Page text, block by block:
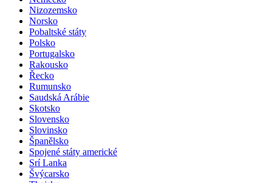
Nizozemsko
Norsko
Pobaltské státy
Polsko
Portugalsko
Rakousko
Řecko
Rumunsko
Saudská Arábie
Skotsko
Slovensko
Slovinsko
Španělsko
Spojené státy americké
Srí Lanka
Švýcarsko